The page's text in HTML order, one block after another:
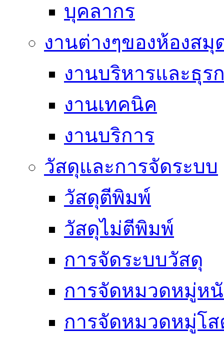
บุคลากร
งานต่างๆของห้องสมุ
งานบริหารและธุร
งานเทคนิค
งานบริการ
วัสดุและการจัดระบบ
วัสดุตีพิมพ์
วัสดุไม่ตีพิมพ์
การจัดระบบวัสดุ
การจัดหมวดหมู่ห
การจัดหมวดหมู่โ